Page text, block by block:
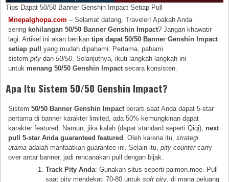
Tips Dapat 50/50 Banner Genshin Impact Setiap Pull
Mnepalghopa.com – Selamat datang, Traveler! Apakah Anda
sering kehilangan 50/50 Banner Genshin Impact? Jangan khawatir
lagi. Artikel ini akan berikantips dapat 50/50 Banner Genshin Impact
setiap pull
yang mudah dipahami. Pertama, pahami
sistempity dan50/50. Selanjutnya, ikuti langkah-langkah ini
untuk menang 50/50 Genshin Impactsecara konsisten.
Apa Itu Sistem 50/50 Genshin Impact?
Sistem50/50 Banner Genshin Impactberarti saat Anda dapat 5-star
pertama di banner karakter limited, ada 50% kemungkinan dapat
karakter featured. Namun, jika kalah (dapat standard seperti Qiqi), next
pull 5-star Anda guaranteed featured . Oleh karena itu,strategi
utama adalah manfaatkan guarantee ini. Selain itu,pity countercarry
over antar banner, jadi rencanakan pull dengan bijak.
Track Pity Anda: Gunakan situs seperti paimon.moe. Pull
saat pity mendekati 70-80 untuksoft pity, di mana peluang